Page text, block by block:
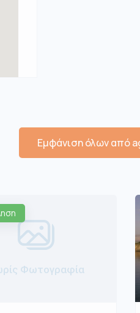
Εμφάνιση όλων από
Φωτογραφία